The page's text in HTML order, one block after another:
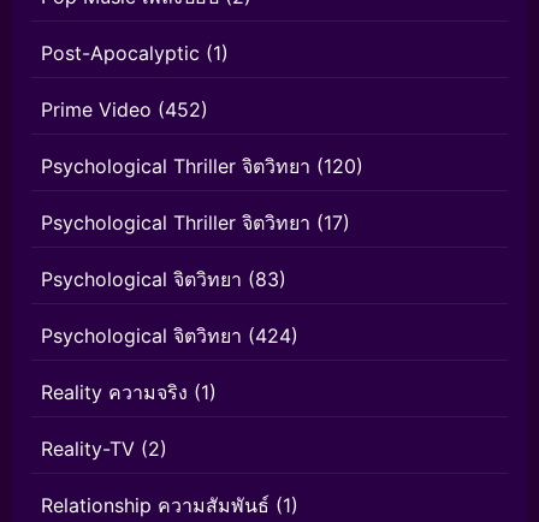
Post-Apocalyptic (1)
Prime Video (452)
Psychological Thriller จิตวิทยา (120)
Psychological Thriller จิตวิทยา (17)
Psychological จิตวิทยา (83)
Psychological จิตวิทยา (424)
Reality ความจริง (1)
Reality-TV (2)
Relationship ความสัมพันธ์ (1)